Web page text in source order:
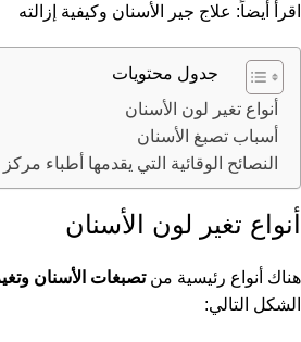
اقرأ أيضاً: علاج جير الأسنان وكيفية إزالته
جدول محتويات
أنواع تغير لون الأسنان
أسباب تصبغ الأسنان
النصائح الوقائية التي يقدمها أطباء
أنواع تغير لون الأسنان
هناك أنواع رئيسية من تصبغات الأسنان
الشكل التالي: